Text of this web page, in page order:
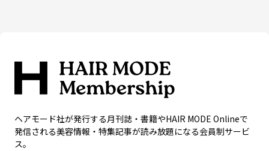
ヘアモード社が発行する月刊誌・書籍やHAIR MODE Onlineで
発信される美容情報・特集記事が読み放題になる会員制サービ
ス。